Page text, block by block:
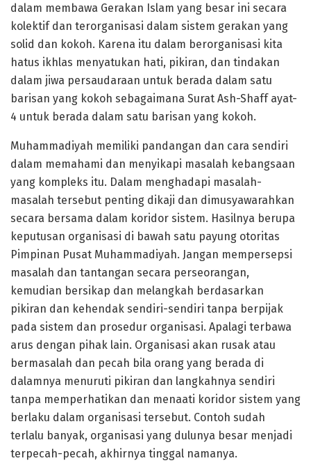
dalam membawa Gerakan Islam yang besar ini secara
kolektif dan terorganisasi dalam sistem gerakan yang
solid dan kokoh. Karena itu dalam berorganisasi kita
hatus ikhlas menyatukan hati, pikiran, dan tindakan
dalam jiwa persaudaraan untuk berada dalam satu
barisan yang kokoh sebagaimana Surat Ash-Shaff ayat-
4 untuk berada dalam satu barisan yang kokoh.
Muhammadiyah memiliki pandangan dan cara sendiri
dalam memahami dan menyikapi masalah kebangsaan
yang kompleks itu. Dalam menghadapi masalah-
masalah tersebut penting dikaji dan dimusyawarahkan
secara bersama dalam koridor sistem. Hasilnya berupa
keputusan organisasi di bawah satu payung otoritas
Pimpinan Pusat Muhammadiyah. Jangan mempersepsi
masalah dan tantangan secara perseorangan,
kemudian bersikap dan melangkah berdasarkan
pikiran dan kehendak sendiri-sendiri tanpa berpijak
pada sistem dan prosedur organisasi. Apalagi terbawa
arus dengan pihak lain. Organisasi akan rusak atau
bermasalah dan pecah bila orang yang berada di
dalamnya menuruti pikiran dan langkahnya sendiri
tanpa memperhatikan dan menaati koridor sistem yang
berlaku dalam organisasi tersebut. Contoh sudah
terlalu banyak, organisasi yang dulunya besar menjadi
terpecah-pecah, akhirnya tinggal namanya.